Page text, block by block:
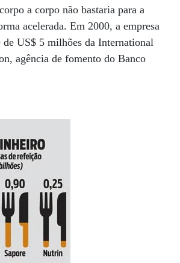
a corpo não bastaria para a
acelerada. Em 2000, a empresa
de US$ 5 milhões da International
agência de fomento do Banco